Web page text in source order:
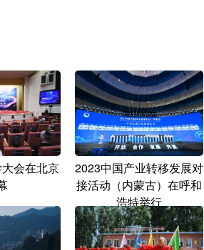
会在北京
2023中国产业转移发展对
接活动（内蒙古）在呼和
浩特举行